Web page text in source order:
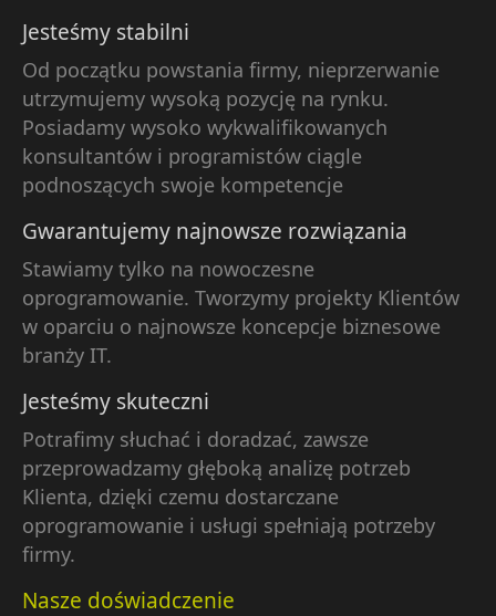
Jesteśmy stabilni
Od początku powstania firmy, nieprzerwanie
utrzymujemy wysoką pozycję na rynku.
Posiadamy wysoko wykwalifikowanych
konsultantów i programistów ciągle
podnoszących swoje kompetencje
Gwarantujemy najnowsze rozwiązania
Stawiamy tylko na nowoczesne
oprogramowanie. Tworzymy projekty Klientów
w oparciu o najnowsze koncepcje biznesowe
branży IT.
Jesteśmy skuteczni
Potrafimy słuchać i doradzać, zawsze
przeprowadzamy głęboką analizę potrzeb
Klienta, dzięki czemu dostarczane
oprogramowanie i usługi spełniają potrzeby
firmy.
Nasze doświadczenie